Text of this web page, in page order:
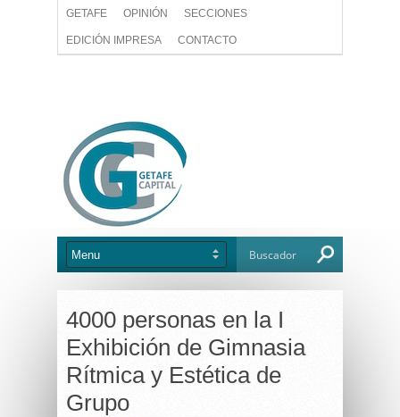
GETAFE OPINIÓN SECCIONES
EDICIÓN IMPRESA CONTACTO
4000 personas en la I
Exhibición de Gimnasia
Rítmica y Estética de
Grupo